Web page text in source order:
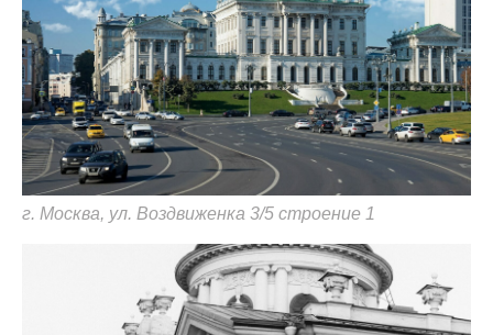
г. Москва, ул. Воздвиженка 3/5 строение 1